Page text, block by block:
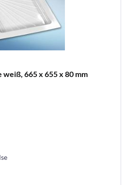
665 x 655 x 80 mm